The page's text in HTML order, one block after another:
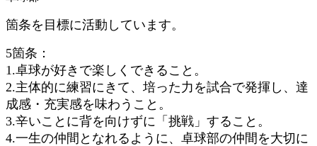
箇条を目標に活動しています。
5箇条：
1.卓球が好きで楽しくできること。
2.主体的に練習にきて、培った力を試合で発揮し、達
成感・充実感を味わうこと。
3.辛いことに背を向けずに「挑戦」すること。
4.一生の仲間となれるように、卓球部の仲間を大切に